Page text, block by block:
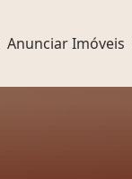
Anunciar Imóveis